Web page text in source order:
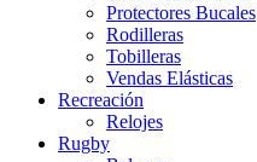
Protectores Bucales
Rodilleras
Tobilleras
Vendas Elásticas
Recreación
Relojes
Rugby